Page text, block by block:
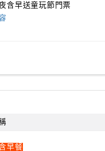
含早送童玩節門票
早餐